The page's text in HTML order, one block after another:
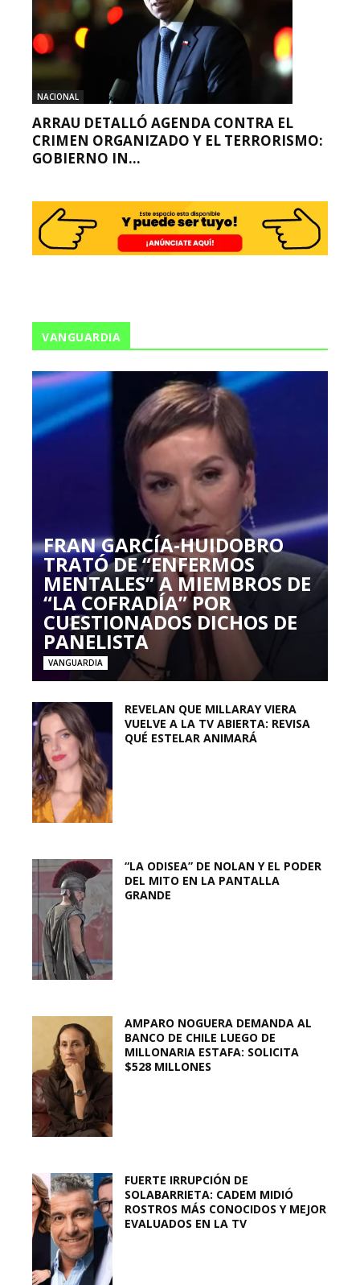
NACIONAL
ARRAU DETALLÓ AGENDA CONTRA EL
CRIMEN ORGANIZADO Y EL TERRORISMO:
GOBIERNO IN...
VANGUARDIA
FRAN GARCÍA-HUIDOBRO
TRATÓ DE “ENFERMOS
MENTALES” A MIEMBROS DE
“LA COFRADÍA” POR
CUESTIONADOS DICHOS DE
PANELISTA
VANGUARDIA
REVELAN QUE MILLARAY VIERA
VUELVE A LA TV ABIERTA: REVISA
QUÉ ESTELAR ANIMARÁ
“LA ODISEA” DE NOLAN Y EL PODER
DEL MITO EN LA PANTALLA
GRANDE
AMPARO NOGUERA DEMANDA AL
BANCO DE CHILE LUEGO DE
MILLONARIA ESTAFA: SOLICITA
$528 MILLONES
FUERTE IRRUPCIÓN DE
SOLABARRIETA: CADEM MIDIÓ
ROSTROS MÁS CONOCIDOS Y MEJOR
EVALUADOS EN LA TV